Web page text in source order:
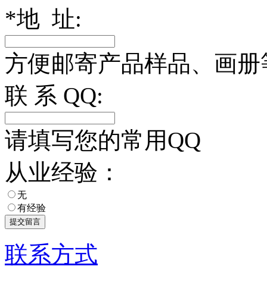
*地 址:
方便邮寄产品样品、画
联 系 QQ:
请填写您的常用QQ
从业经验：
无
有经验
联系方式